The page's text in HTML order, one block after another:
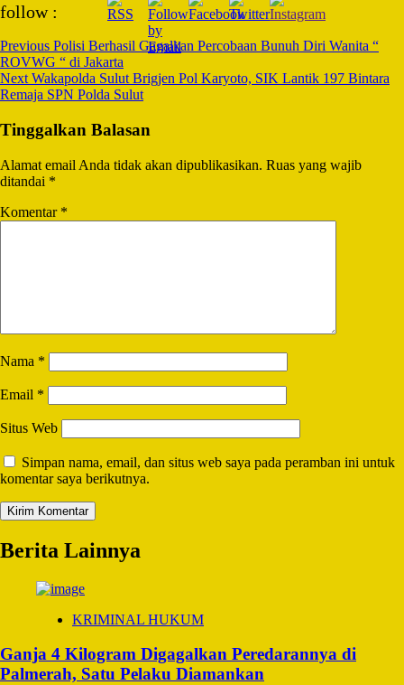
follow :
Navigation
Previous Polisi Berhasil Gagalkan Percobaan Bunuh Diri Wanita “
ROVWG “ di Jakarta
Next Wakapolda Sulut Brigjen Pol Karyoto, SIK Lantik 197 Bintara
Remaja SPN Polda Sulut
Tinggalkan Balasan
Alamat email Anda tidak akan dipublikasikan. Ruas yang wajib
ditandai *
Komentar *
Nama *
Email *
Situs Web
Simpan nama, email, dan situs web saya pada peramban ini untuk
komentar saya berikutnya.
Berita Lainnya
KRIMINAL HUKUM
Ganja 4 Kilogram Digagalkan Peredarannya di
Palmerah, Satu Pelaku Diamankan